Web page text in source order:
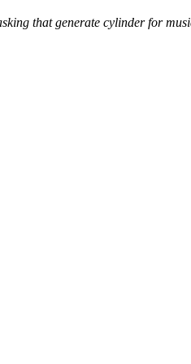
that generate cylinder for